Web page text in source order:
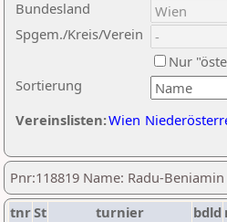
Sortierung
Bundesland
Spgem./Kreis/Verein
Nur
Vereinslisten:Wien
Pnr:118819 Name: Radu-
tnrSt turnier bdld